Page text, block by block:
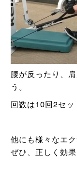
腰が反ったり、
う。
回数は10回2セッ
他にも様々なエ
ぜひ、正しく効